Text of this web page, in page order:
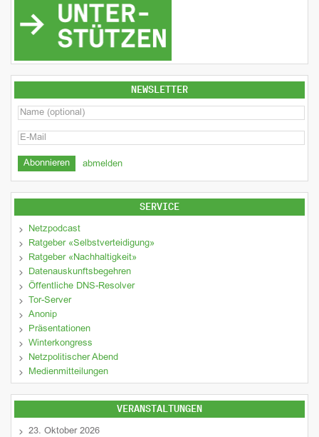
NEWSLETTER
abmelden
SERVICE
Netzpodcast
Ratgeber «Selbstverteidigung»
Ratgeber «Nachhaltigkeit»
Datenauskunftsbegehren
Öffentliche DNS-Resolver
Tor-Server
Anonip
Präsentationen
Winterkongress
Netzpolitischer Abend
Medienmitteilungen
VERANSTALTUNGEN
23. Oktober 2026